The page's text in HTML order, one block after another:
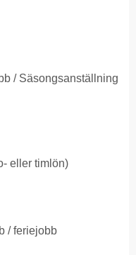
/ Säsongsanställning
eller timlön)
/ feriejobb